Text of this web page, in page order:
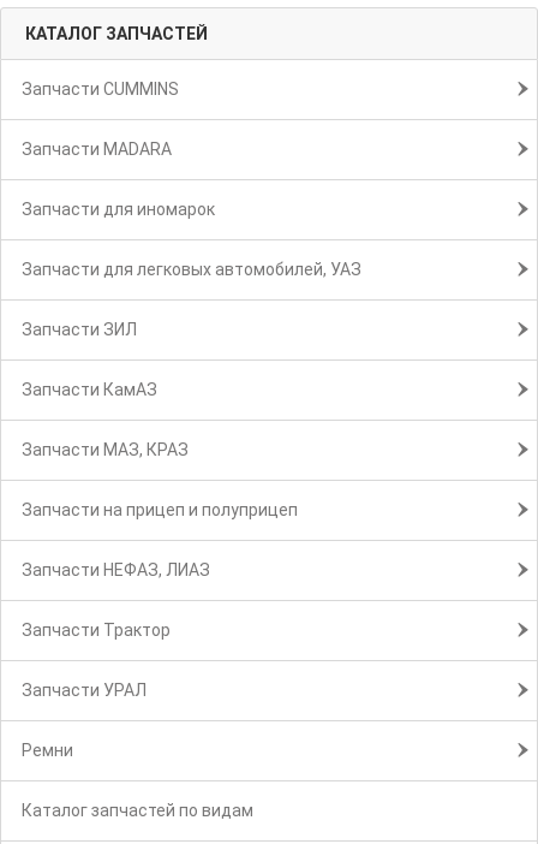
КАТАЛОГ ЗАПЧАСТЕЙ
Запчасти CUMMINS
Запчасти MADARA
Запчасти для иномарок
Запчасти для легковых автомобилей, УАЗ
Запчасти ЗИЛ
Запчасти КамАЗ
Запчасти МАЗ, КРАЗ
Запчасти на прицеп и полуприцеп
Запчасти НЕФАЗ, ЛИАЗ
Запчасти Трактор
Запчасти УРАЛ
Ремни
Каталог запчастей по видам